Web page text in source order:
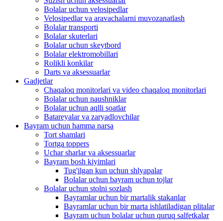
Bolalar uchun velosipedlar
Velosipedlar va aravachalarni muvozanatlash
Bolalar transporti
Bolalar skuterlari
Bolalar uchun skeytbord
Bolalar elektromobillari
Rolikli konkilar
Darts va aksessuarlar
Gadjetlar
Chaqaloq monitorlari va video chaqaloq monitorlari
Bolalar uchun naushniklar
Bolalar uchun aqlli soatlar
Batareyalar va zaryadlovchilar
Bayram uchun hamma narsa
Tort shamlari
Tortga toppers
Uchar sharlar va aksessuarlar
Bayram bosh kiyimlari
Tug'ilgan kun uchun shlyapalar
Bolalar uchun bayram uchun tojlar
Bolalar uchun stolni sozlash
Bayramlar uchun bir martalik stakanlar
Bayramlar uchun bir marta ishlatiladigan plitalar
Bayram uchun bolalar uchun quruq salfetkalar